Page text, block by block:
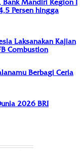
Bank Mandiri Region I
Persen hingga
Laksanakan Kajian
Combustion
Berbagi Ceria
2026 BRI